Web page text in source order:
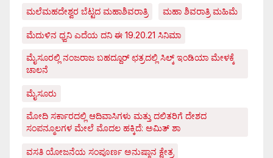
ಮಲೆಮಹದೇಶ್ವರ ಬೆಟ್ಟದ ಮಹಾಶಿವರಾತ್ರಿ ಮಹಾ ಶಿವರಾತ್ರಿ ಮಹಿಮೆ
ಮೆದುಳಿನ ಧ್ವನಿ ಎದೆಯ ದನಿ ಈ 19.20.21 ಸಿನಿಮಾ
ಮೈಸೂರಲ್ಲಿ ನಂಜರಾಜ ಬಹದ್ದೂರ್ ಛತ್ರದಲ್ಲಿ ಸಿಲ್ಕ್ ಇಂಡಿಯಾ ಮೇಳಕ್ಕೆ
ಚಾಲನೆ
ಮೈಸೂರು
ಮೋದಿ ಸರ್ಕಾರದಲ್ಲಿ ಆದಿವಾಸಿಗಳು ಮತ್ತು ದಲಿತರಿಗೆ ದೇಶದ
ಸಂಪನ್ಮೂಲಗಳ ಮೇಲೆ ಮೊದಲ ಹಕ್ಕಿದೆ: ಅಮಿತ್ ಶಾ
ವಸತಿ ಯೋಜನೆಯ ಸಂಪೂರ್ಣ ಅನುಷ್ಠಾನ ಕ್ಷೇತ್ರ